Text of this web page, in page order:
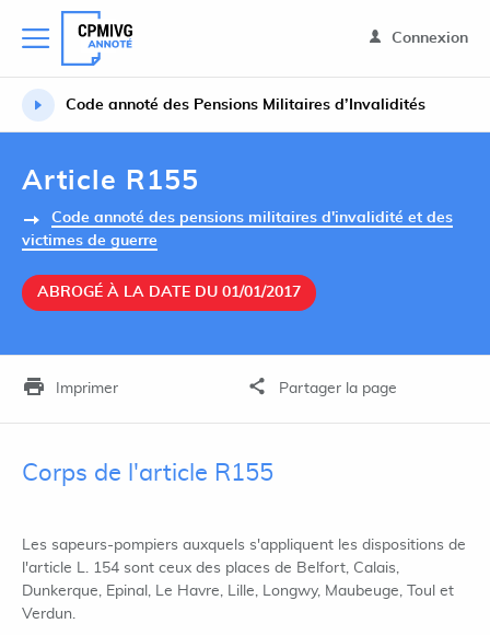
Connexion
Code annoté des Pensions Militaires d’Invalidités
Article R155
Code annoté des pensions militaires d'invalidité et des
victimes de guerre
ABROGÉ À LA DATE DU 01/01/2017
Imprimer Partager la page
Corps de l'article R155
Les sapeurs-pompiers auxquels s'appliquent les dispositions de
l'article L. 154 sont ceux des places de Belfort, Calais,
Dunkerque, Epinal, Le Havre, Lille, Longwy, Maubeuge, Toul et
Verdun.